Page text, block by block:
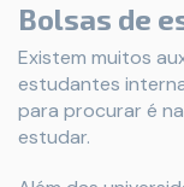
Bolsas de
Existem muitos
estudantes
para procurar é
estudar.